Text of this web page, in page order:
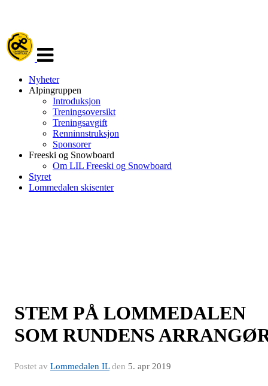
navigasjon
Nyheter
Alpingruppen
Introduksjon
Treningsoversikt
Treningsavgift
Renninnstruksjon
Sponsorer
Freeski og Snowboard
Om LIL Freeski og Snowboard
Styret
Lommedalen skisenter
STEM PÅ LOMMEDALEN
SOM RUNDENS
Postet av Lommedalen ILden 5. apr 2019